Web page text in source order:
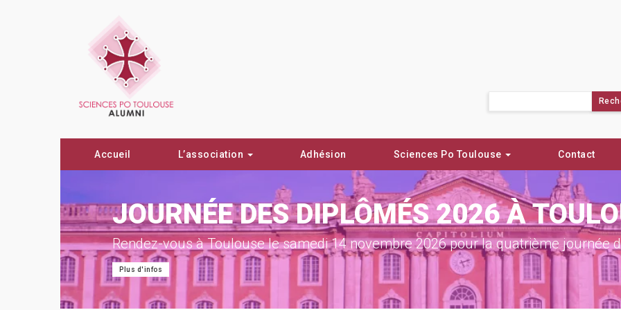
Accueil L’association Adhésion Sciences Po Toulouse Contact
JOURNÉE DES DIPLÔMÉS 2026 À
Rendez-vous à Toulouse le samedi 14 novembre 2026 pour la quatrième journée
Plus d'infos